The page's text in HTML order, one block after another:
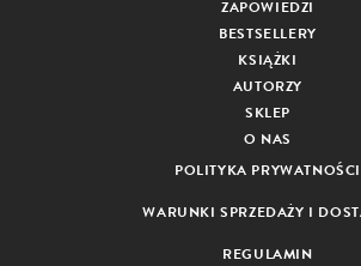
ZAPOWIEDZI
BESTSELLERY
KSIĄŻKI
AUTORZY
SKLEP
O NAS
POLITYKA PRYWATNOŚCI
WARUNKI SPRZEDAŻY I
REGULAMIN